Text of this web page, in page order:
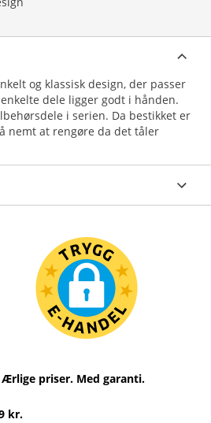
og klassisk design, der passer
dele ligger godt i hånden.
i serien. Da bestikket er
nemt at rengøre da det tåler
Ærlige priser. Med garanti.
kr.